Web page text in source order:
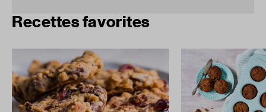
Recettes favorites